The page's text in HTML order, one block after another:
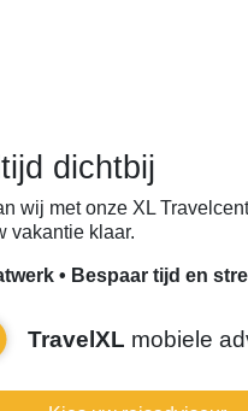
dichtbij
wij met onze XL
vakantie klaar.
• Bespaar tijd en
TravelXL mobiele